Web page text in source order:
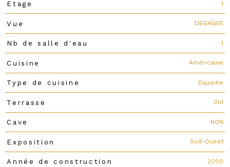
Etage 1
Vue DEGAGEE
Nb de salle d'eau 1
Cuisine Américaine
Type de cuisine Equipée
Terrasse OUI
Cave NON
Exposition Sud-Ouest
Année de construction 2000